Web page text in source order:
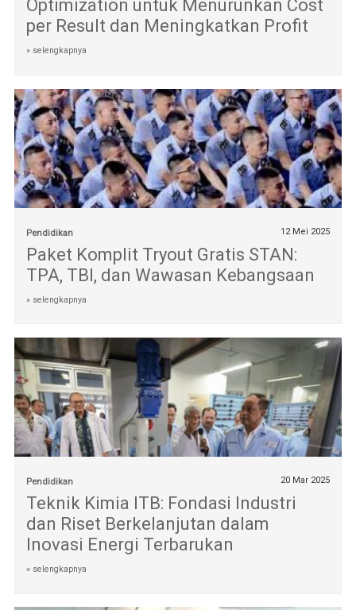
Optimization untuk Menurunkan Cost
per Result dan Meningkatkan Profit
» selengkapnya
Pendidikan 12 Mei 2025
Paket Komplit Tryout Gratis STAN:
TPA, TBI, dan Wawasan Kebangsaan
» selengkapnya
Pendidikan 20 Mar 2025
Teknik Kimia ITB: Fondasi Industri
dan Riset Berkelanjutan dalam
Inovasi Energi Terbarukan
» selengkapnya